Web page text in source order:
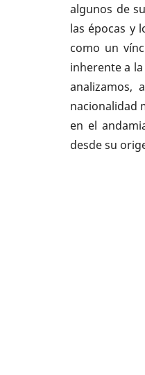
algunos de
las épocas y
como un
inherente a
analizamos,
nacionalidad
en el
desde su